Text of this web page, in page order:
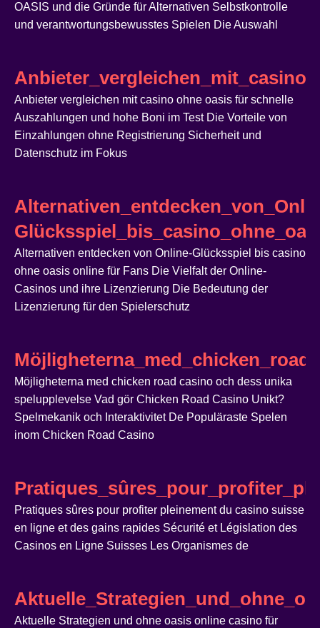
OASIS und die Gründe für Alternativen Selbstkontrolle
und verantwortungsbewusstes Spielen Die Auswahl
Anbieter vergleichen mit casino ohne oasis für schnelle
Auszahlungen und hohe Boni im Test Die Vorteile von
Einzahlungen ohne Registrierung Sicherheit und
Datenschutz im Fokus
Alternativen entdecken von Online-Glücksspiel bis casino
ohne oasis online für Fans Die Vielfalt der Online-
Casinos und ihre Lizenzierung Die Bedeutung der
Lizenzierung für den Spielerschutz
Möjligheterna med chicken road casino och dess unika
spelupplevelse Vad gör Chicken Road Casino Unikt?
Spelmekanik och Interaktivitet De Populäraste Spelen
inom Chicken Road Casino
Pratiques sûres pour profiter pleinement du casino suisse
en ligne et des gains rapides Sécurité et Législation des
Casinos en Ligne Suisses Les Organismes de
Aktuelle Strategien und ohne oasis online casino für